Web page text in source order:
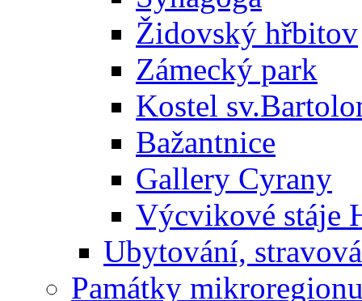
Židovský hřbitov
Zámecký park
Kostel
Bažantnice
Gallery Cyrany
Výcvikové stáje
Ubytování,
Památky